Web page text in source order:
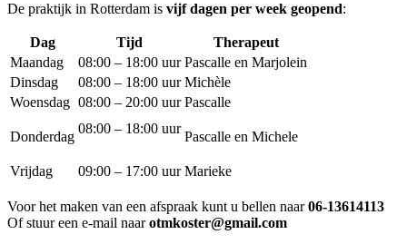
De praktijk in Rotterdam is vijf dagen per week geopend:
Dag Tijd
Therapeut
Maandag
08:00 – 18:00 uur Pascalle en Marjolein
Dinsdag
08:00 – 18:00 uur Michèle
Woensdag 08:00 – 20:00 uur Pascalle
Donderdag
08:00 – 18:00 uur
Pascalle en Michele
Vrijdag 09:00 – 17:00 uur Marieke
Voor het maken van een afspraak kunt u bellen naar06-13614113
Of stuur een e-mail naarotmkoster@gmail.com